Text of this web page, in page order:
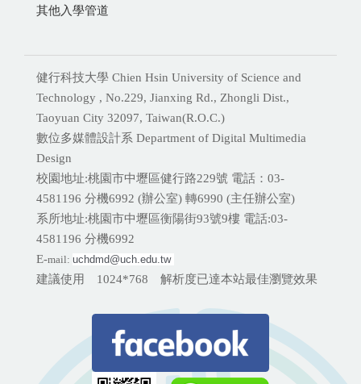
其他入學管道
健行科技大學 Chien Hsin University of Science and
Technology , No.229, Jianxing Rd., Zhongli Dist.,
Taoyuan City 32097, Taiwan(R.O.C.)
數位多媒體設計系 Department of Digital Multimedia
Design
校園地址:桃園市中壢區健行路229號 電話：03-
4581196 分機6992 (辦公室) 轉6990 (主任辦公室)
系所地址:桃園市中壢區衡陽街93號9樓 電話:03-
4581196 分機6992
E-mail: uchdmd@uch.edu.tw
建議使用 1024*768 解析度已達本站最佳瀏覽效果